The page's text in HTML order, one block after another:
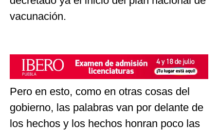
vacunación.
Pero en esto, como en otras cosas del
gobierno, las palabras van por delante de
los hechos y los hechos honran poco las